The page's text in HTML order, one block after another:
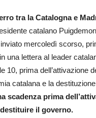
tra la Catalogna e
catalano
mercoledì scorso,
una lettera al leader
10, prima dell’attivazione
catalana e la
scadenza prima
il governo.